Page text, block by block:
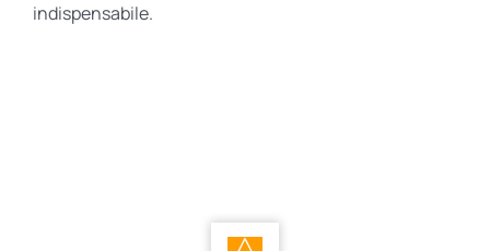
indispensabile.